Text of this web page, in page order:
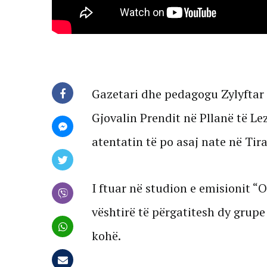
Gazetari dhe pedagogu
Gjovalin Prendit në Pllanë të
atentatin të po asaj nate në
I ftuar në studion e emisionit
vështirë të përgatitesh dy
kohë.